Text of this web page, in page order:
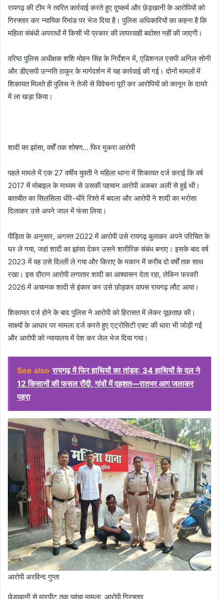
रायगढ़ की टीम ने त्वरित कार्रवाई करते हुए दुष्कर्म और छेड़खानी के आरोपियों को
गिरफ्तार कर न्यायिक रिमांड पर भेज दिया है। पुलिस अधिकारियों का कहना है कि
महिला संबंधी अपराधों में किसी भी प्रकार की लापरवाही बर्दाश्त नहीं की जाएगी।
वरिष्ठ पुलिस अधीक्षक शशि मोहन सिंह के निर्देशन में, एडिशनल एसपी अनिल सोनी
और डीएसपी उन्नति ठाकुर के मार्गदर्शन में यह कार्रवाई की गई। दोनों मामलों में
शिकायत मिलते ही पुलिस ने तेजी से विवेचना पूरी कर आरोपियों को कानून के दायरे
में ला खड़ा किया।
शादी का झांसा, वर्षों तक शोषण… फिर मुकरा आरोपी
पहले मामले में एक 27 वर्षीय युवती ने महिला थाना में शिकायत दर्ज कराई कि वर्ष
2017 में मोबाइल के माध्यम से उसकी पहचान आरोपी अकबर अली से हुई थी।
बातचीत का सिलसिला धीरे-धीरे रिश्ते में बदला और आरोपी ने शादी का भरोसा
दिलाकर उसे अपने जाल में फंसा लिया।
पीड़िता के अनुसार, अगस्त 2022 में आरोपी उसे रायगढ़ बुलाकर अपने परिचित के
घर ले गया, जहां शादी का झांसा देकर उसने शारीरिक संबंध बनाए। इसके बाद वर्ष
2023 में वह उसे दिल्ली ले गया और किराए के मकान में करीब दो वर्षों तक साथ
रखा। इस दौरान आरोपी लगातार शादी का आश्वासन देता रहा, लेकिन फरवरी
2026 में अचानक शादी से इंकार कर उसे छोड़कर वापस रायगढ़ लौट आया।
शिकायत दर्ज होने के बाद पुलिस ने आरोपी को हिरासत में लेकर पूछताछ की।
साक्ष्यों के आधार पर मामला दर्ज करते हुए एट्रोसिटी एक्ट की धारा भी जोड़ी गई
और आरोपी को न्यायालय में पेश कर जेल भेज दिया गया।
See also रायगढ़ में फिर हाथियों का तांडव: 34 हाथियों के दल ने
12 किसानों की फसल रौंदी, गांवों में दहशत—रातभर आग जलाकर
पहरा
आरोपी अरविन्द गुप्ता
छेड़खानी से मारपीट तक पहुंचा मामला, आरोपी गिरफ्तार